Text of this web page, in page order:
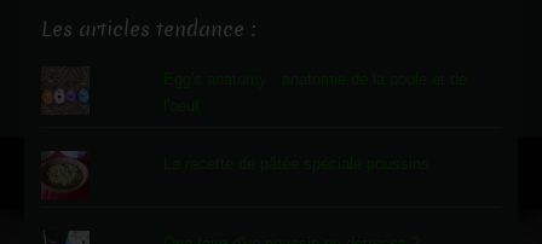
Les articles tendance :